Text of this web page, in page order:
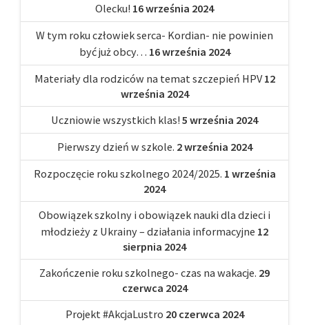
Olecku! 16 września 2024
W tym roku człowiek serca- Kordian- nie powinien
być już obcy… 16 września 2024
Materiały dla rodziców na temat szczepień HPV 12
września 2024
Uczniowie wszystkich klas! 5 września 2024
Pierwszy dzień w szkole. 2 września 2024
Rozpoczęcie roku szkolnego 2024/2025. 1 września
2024
Obowiązek szkolny i obowiązek nauki dla dzieci i
młodzieży z Ukrainy – działania informacyjne 12
sierpnia 2024
Zakończenie roku szkolnego- czas na wakacje. 29
czerwca 2024
Projekt #AkcjaLustro 20 czerwca 2024